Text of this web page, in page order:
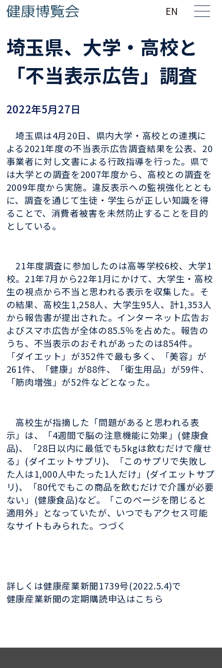
EN
埼玉県、大学・高校と
「不当表示広告」調査
2022年5月27日
埼玉県は4月20日、県内大学・高校との連携に
よる2021年度の不当表示広告調査結果を公表、20
事業者に対し文書による行政指導を行った。県で
は大学との調査を2007年度から、高校との調査を
2009年度から実施。違反表示への監視強化ととも
に、調査を通じて生徒・学生らが正しい知識を得
ることで、消費者被害を未然防止することを目的
としている。
21年度調査に参加したのは高等学校6校、大学1
校。21年7月から22年1月にかけて、大学生・高校
生の視点から不当と思われる表示を収集した。そ
の結果、高校生1,258人、大学生95人、計1,353人
から報告書が提出された。インターネット広告お
よびスマホ広告が全体の85.5％を占めた。報告の
うち、不当表示のおそれがあったのは854件。
「ダイエット」が352件で最も多く、「美容」が
261件、「健康」が88件、「衛生用品」が59件、
「筋肉増強」が52件などとなった。
高校生が指摘した「問題があると思われる表
示」は、「4週間で脳の注意機能に効果」(健康食
品)、「28日以内に最低でも5kgは飲むだけで痩せ
る」(ダイエットサプリ)、「このサプリで失敗し
た人は1,000人中たった1人だけ」(ダイエットサプ
リ)、「80代でもこの商品を飲むだけで介護が必要
ない」(健康食品)など。「このページを閉じると
適用外」となっていたが、いつでもアクセス可能
なサイトもみられた。つづく
詳しくは健康産業新聞1739号(2022.5.4)で
健康産業新聞の定期購読申込はこちら